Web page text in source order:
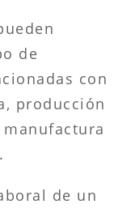
de
con
producción
de un